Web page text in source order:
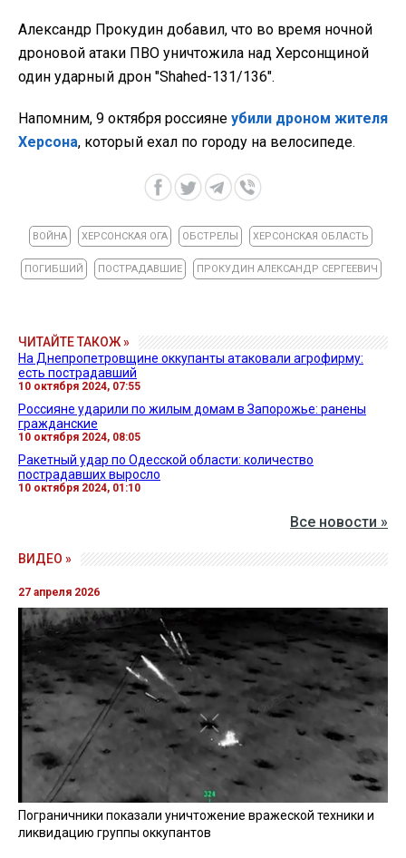
Александр Прокудин добавил, что во время ночной
дроновой атаки ПВО уничтожила над Херсонщиной
один ударный дрон "Shahed-131/136".
Напомним, 9 октября россияне убили дроном жителя
Херсона, который ехал по городу на велосипеде.
ВОЙНА ХЕРСОНСКАЯ ОГА ОБСТРЕЛЫ ХЕРСОНСКАЯ ОБЛАСТЬ
ПОГИБШИЙ ПОСТРАДАВШИЕ ПРОКУДИН АЛЕКСАНДР СЕРГЕЕВИЧ
ЧИТАЙТЕ ТАКОЖ »
На Днепропетровщине оккупанты атаковали агрофирму:
есть пострадавший
10 октября 2024, 07:55
Россияне ударили по жилым домам в Запорожье: ранены
гражданские
10 октября 2024, 08:05
Ракетный удар по Одесской области: количество
пострадавших выросло
10 октября 2024, 01:10
Все новости »
ВИДЕО »
27 апреля 2026
Пограничники показали уничтожение вражеской техники и
ликвидацию группы оккупантов